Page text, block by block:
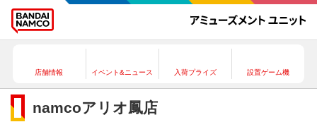
店舗情報 イベント&ニュース 入荷プライズ 設置ゲーム機
namcoアリオ鳳店